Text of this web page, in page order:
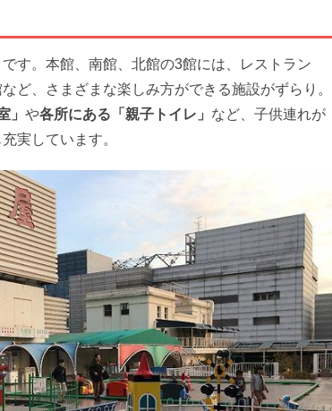
す。本館、南館、北館の3館には、レストラン
ど、さまざまな楽しみ方ができる施設がずらり。
」 や各所にある「親子トイレ」 など、子供連れが
実しています。